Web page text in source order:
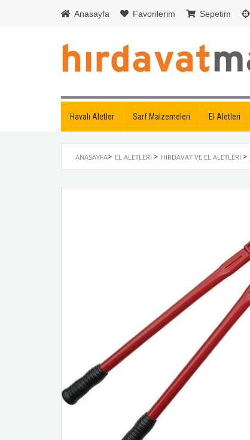
Anasayfa Favorilerim Sepetim
Havalı Aletler Sarf Malzemeleri El Aletleri
ANASAYFA> EL ALETLERI > HIRDAVAT VE EL ALETLERI >